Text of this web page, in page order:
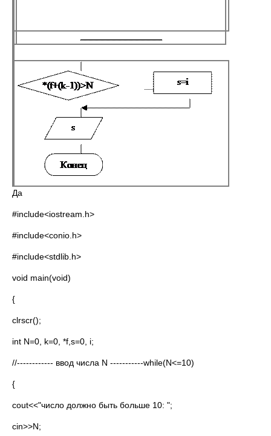
Да
#include<iostream.h>
#include<conio.h>
#include<stdlib.h>
void main(void)
{
clrscr();
int N=0, k=0, *f,s=0, i;
//------------ ввод числа N -----------while(N<=10)
{
cout<<"число должно быть больше 10: ";
cin>>N;